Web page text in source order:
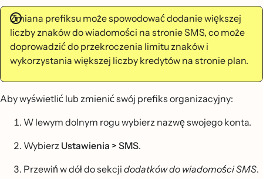
Zmiana prefiksu może spowodować dodanie większej
liczby znaków do wiadomości na stronie SMS, co może
doprowadzić do przekroczenia limitu znaków i
wykorzystania większej liczby kredytów na stronie plan.
Aby wyświetlić lub zmienić swój prefiks organizacyjny:
W lewym dolnym rogu wybierz nazwę swojego konta.
Wybierz Ustawienia > SMS.
Przewiń w dół do sekcji dodatków do wiadomości SMS.